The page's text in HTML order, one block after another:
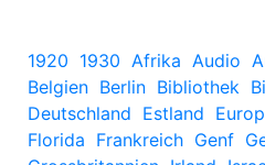
1920 1930 Afrika Audio
Belgien Berlin Bibliothek
Deutschland Estland
Florida Frankreich Genf